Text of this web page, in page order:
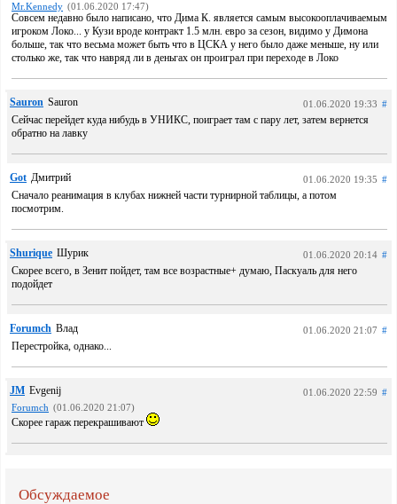
Mr.Kennedy (01.06.2020 17:47)
Совсем недавно было написано, что Дима К. является самым высокооплачиваемым
игроком Локо... у Кузи вроде контракт 1.5 млн. евро за сезон, видимо у Димона
больше, так что весьма может быть что в ЦСКА у него было даже меньше, ну или
столько же, так что навряд ли в деньгах он проиграл при переходе в Локо
Sauron Sauron 01.06.2020 19:33 #
Сейчас перейдет куда нибудь в УНИКС, поиграет там с пару лет, затем вернется
обратно на лавку
Got Дмитрий 01.06.2020 19:35 #
Сначало реанимация в клубах нижней части турнирной таблицы, а потом
посмотрим.
Shurique Шурик 01.06.2020 20:14 #
Скорее всего, в Зенит пойдет, там все возрастные+ думаю, Паскуаль для него
подойдет
Forumch Влад 01.06.2020 21:07 #
Перестройка, однако...
JM Evgenij 01.06.2020 22:59 #
Forumch (01.06.2020 21:07)
Скорее гараж перекрашивают
Обсуждаемое